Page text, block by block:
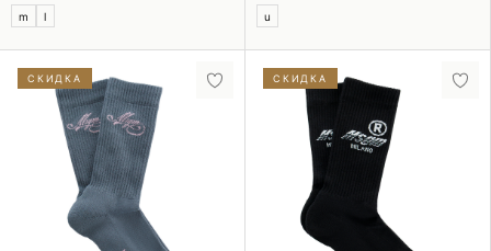
m l u
СКИДКА СКИДКА